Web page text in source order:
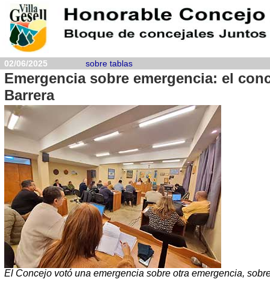
02/06/2025 sobre tablas
Emergencia sobre emergencia: el
Barrera
El Concejo votó una emergencia sobre otra emergencia,